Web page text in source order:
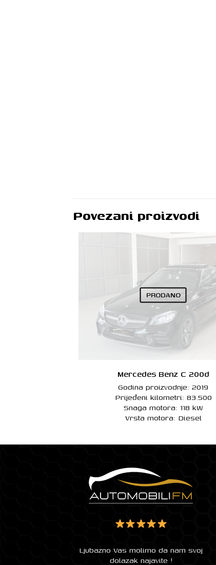
Povezani proizvodi
PRODANO
Mercedes Benz C 200d
Godina proizvodnje: 2019
Prijeđeni kilometri: 83.500
Snaga motora: 118 kW
Vrsta motora: Diesel
Ljubazno Vas molimo da nam svoj
dolazak najavite !